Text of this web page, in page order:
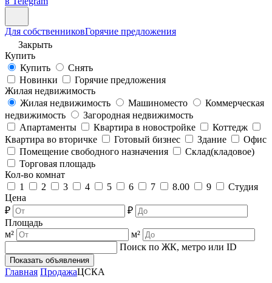
Для собственниковГорячие предложения
Закрыть
Купить
Купить
Снять
Новинки
Горячие предложения
Жилая недвижимость
Жилая недвижимость
Машиноместо
Коммерческая
недвижимость
Загородная недвижимость
Апартаменты
Квартира в новостройке
Коттедж
Квартира во вторичке
Готовый бизнес Здание
Офис
Помещение свободного назначения
Склад(кладовое)
Торговая площадь
Кол-во комнат
1
2 3 4 5 6 7 8.00 9
Студия
Цена
₽
₽
Площадь
м²
м²
Поиск по ЖК, метро или ID
Показать объявления
Главная ПродажаЦСКА